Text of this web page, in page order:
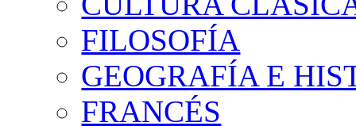
FILOSOFÍA
GEOGRAFÍA E
FRANCÉS